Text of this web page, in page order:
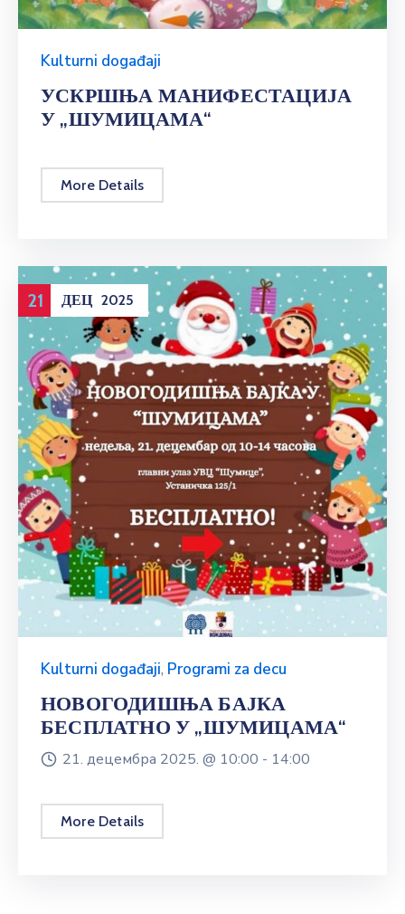
Kulturni događaji
УСКРШЊА МАНИФЕСТАЦИЈА
У „ШУМИЦАМА“
More Details
21 ДЕЦ 2025
Kulturni događaji, Programi za decu
НОВОГОДИШЊА БАЈКА
БЕСПЛАТНО У „ШУМИЦАМА“
21. децембра 2025. @ 10:00 - 14:00
More Details